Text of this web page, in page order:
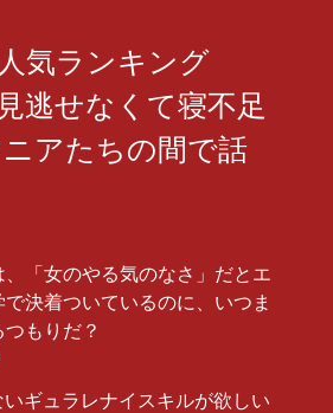
気ランキング
逃せなくて寝不足
アたちの間で話
「女のやる気のなさ」だとエ
で決着ついているのに、いつま
もりだ？
ギュラレナイスキルが欲しい